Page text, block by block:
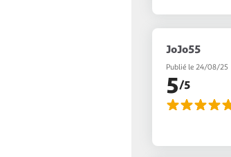
JoJo55
Publié le 24/08/25
5/5